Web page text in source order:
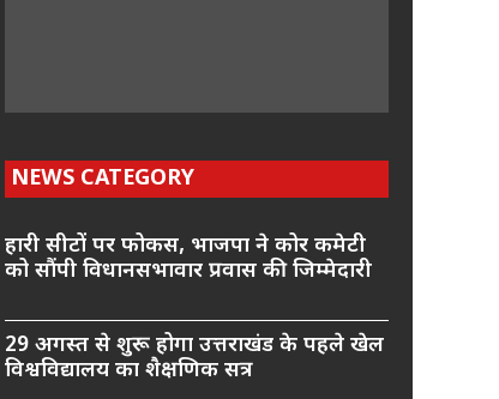
NEWS CATEGORY
हारी सीटों पर फोकस, भाजपा ने कोर कमेटी
को सौंपी विधानसभावार प्रवास की जिम्मेदारी
29 अगस्त से शुरू होगा उत्तराखंड के पहले खेल
विश्वविद्यालय का शैक्षणिक सत्र